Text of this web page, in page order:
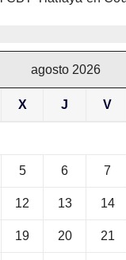
agosto 2026
X J V
5 6 7
12 13 14
19 20 21